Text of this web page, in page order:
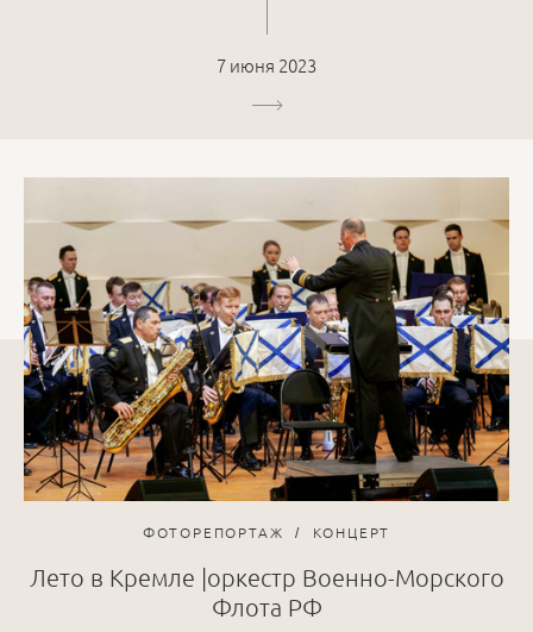
7 июня 2023
ФОТОРЕПОРТАЖ КОНЦЕРТ
Лето в Кремле |оркестр Военно-Морского
Флота РФ